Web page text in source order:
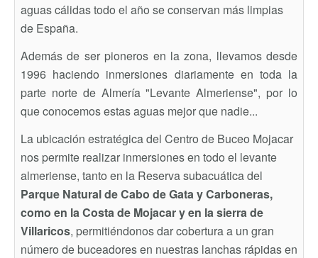
aguas cálidas todo el año se conservan más limpias
de España.
Además de ser pioneros en la zona, llevamos desde
1996 haciendo inmersiones diariamente en toda la
parte norte de Almería "Levante Almeriense", por lo
que conocemos estas aguas mejor que nadie...
La ubicación estratégica del Centro de Buceo Mojacar
nos permite realizar inmersiones en todo el levante
almeriense, tanto en la Reserva subacuática del
Parque Natural de Cabo de Gata y Carboneras,
como en la Costa de Mojacar y en la sierra de
Villaricos, permitiéndonos dar cobertura a un gran
número de buceadores en nuestras lanchas rápidas en